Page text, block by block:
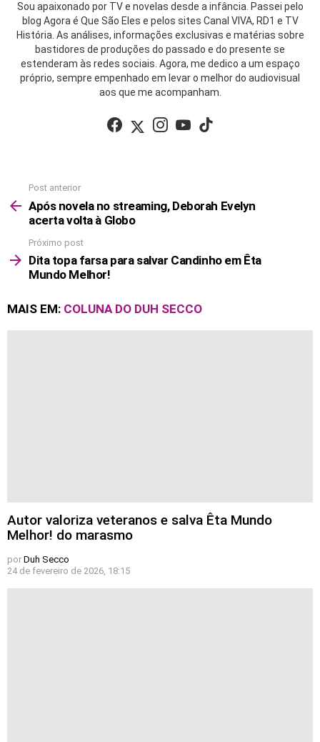
Sou apaixonado por TV e novelas desde a infância. Passei pelo
blog Agora é Que São Eles e pelos sites Canal VIVA, RD1 e TV
História. As análises, informações exclusivas e matérias sobre
bastidores de produções do passado e do presente se
estenderam às redes sociais. Agora, me dedico a um espaço
próprio, sempre empenhado em levar o melhor do audiovisual
aos que me acompanham.
facebooktwitterinstagramyoutube
more
Post anterior
Após novela no streaming, Deborah Evelyn
acerta volta à Globo
Próximo post
Dita topa farsa para salvar Candinho em Êta
Mundo Melhor!
MAIS EM: COLUNA DO DUH SECCO
Autor valoriza veteranos e salva Êta Mundo
Melhor! do marasmo
por Duh Secco
24 de fevereiro de 2026, 18:15